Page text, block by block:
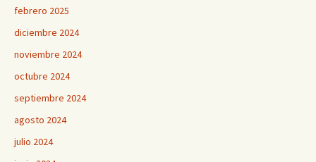
febrero 2025
diciembre 2024
noviembre 2024
octubre 2024
septiembre 2024
agosto 2024
julio 2024